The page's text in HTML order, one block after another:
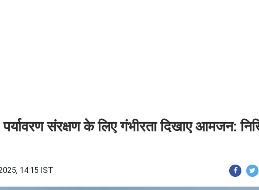
संरक्षण के लिए गंभीरता दिखाए आमजन:
14:15 IST